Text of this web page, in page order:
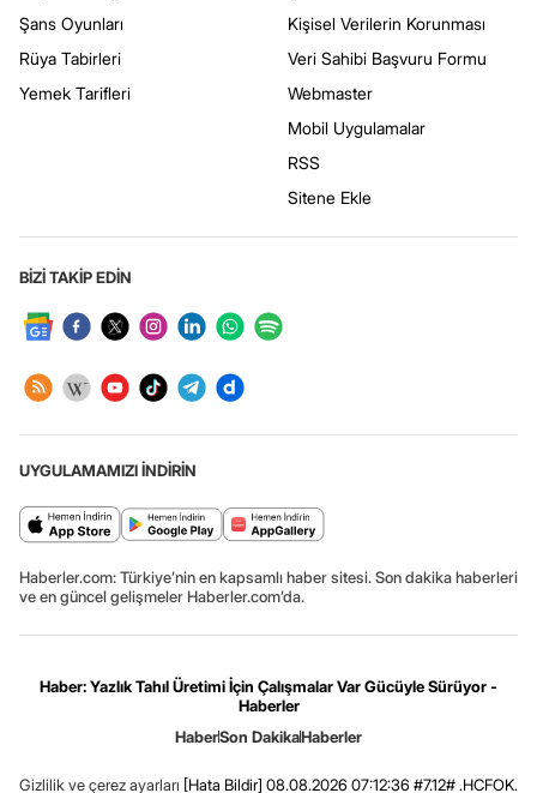
Şans Oyunları
Rüya Tabirleri
Yemek Tarifleri
Kişisel Verilerin Korunması
Veri Sahibi Başvuru Formu
Webmaster
Mobil Uygulamalar
RSS
Sitene Ekle
BİZİ TAKİP EDİN
UYGULAMAMIZI İNDİRİN
Haberler.com: Türkiye’nin en kapsamlı haber sitesi. Son dakika haberleri
ve en güncel gelişmeler Haberler.com’da.
Haber: Yazlık Tahıl Üretimi İçin Çalışmalar Var Gücüyle Sürüyor -
Haberler
HaberSon DakikaHaberler
Gizlilik ve çerez ayarları [Hata Bildir] 08.08.2026 07:12:36 #7.12# .HCFOK.